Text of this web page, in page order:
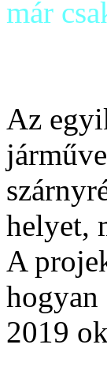
már
Az
helyet,
A
hogyan
2019